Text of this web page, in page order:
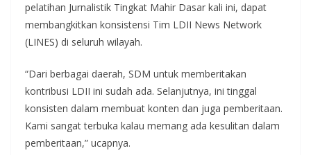
pelatihan Jurnalistik Tingkat Mahir Dasar kali ini, dapat
membangkitkan konsistensi Tim LDII News Network
(LINES) di seluruh wilayah.
“Dari berbagai daerah, SDM untuk memberitakan
kontribusi LDII ini sudah ada. Selanjutnya, ini tinggal
konsisten dalam membuat konten dan juga pemberitaan.
Kami sangat terbuka kalau memang ada kesulitan dalam
pemberitaan,” ucapnya.